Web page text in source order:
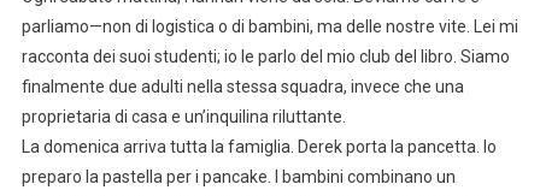
parliamo—non di logistica o di bambini, ma delle nostre vite. Lei mi
racconta dei suoi studenti; io le parlo del mio club del libro. Siamo
finalmente due adulti nella stessa squadra, invece che una
proprietaria di casa e un’inquilina riluttante.
La domenica arriva tutta la famiglia. Derek porta la pancetta. Io
preparo la pastella per i pancake. I bambini combinano un